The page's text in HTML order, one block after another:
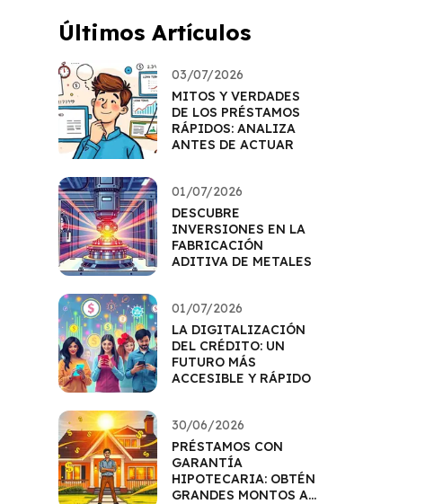
Últimos Artículos
03/07/2026
MITOS Y VERDADES
DE LOS PRÉSTAMOS
RÁPIDOS: ANALIZA
ANTES DE ACTUAR
01/07/2026
DESCUBRE
INVERSIONES EN LA
FABRICACIÓN
ADITIVA DE METALES
01/07/2026
LA DIGITALIZACIÓN
DEL CRÉDITO: UN
FUTURO MÁS
ACCESIBLE Y RÁPIDO
30/06/2026
PRÉSTAMOS CON
GARANTÍA
HIPOTECARIA: OBTÉN
GRANDES MONTOS A